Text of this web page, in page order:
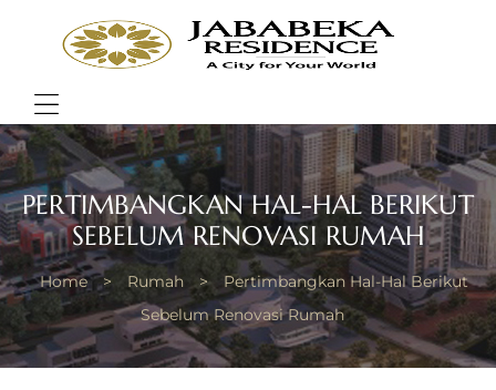
of
Life
Menu
PERTIMBANGKAN HAL-HAL BERIKUT
SEBELUM RENOVASI RUMAH
Home > Rumah >
Pertimbangkan Hal-Hal Berikut
Sebelum Renovasi Rumah